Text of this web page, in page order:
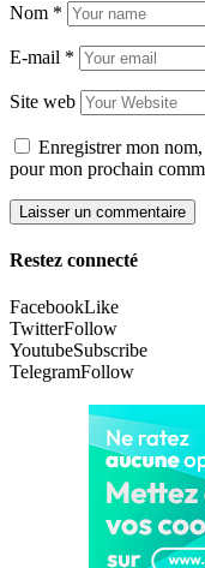
Nom *
E-mail *
Site web
Enregistrer mon
pour mon prochain
Restez connecté
FacebookLike
TwitterFollow
YoutubeSubscribe
TelegramFollow